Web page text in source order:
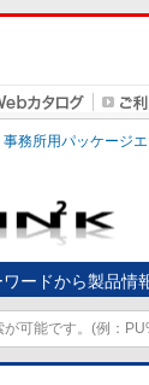
事務所用パッケージ
ワードから製品情